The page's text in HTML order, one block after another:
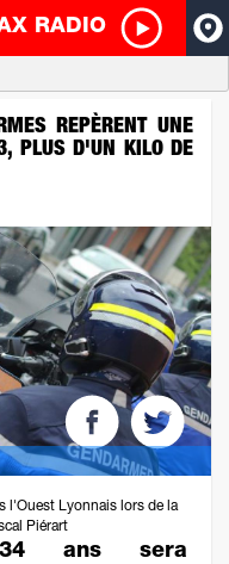
RADIO
REPÈRENT UNE
PLUS D'UN KILO DE
l'Ouest Lyonnais lors de la
Piérart
ans sera
Télécharger